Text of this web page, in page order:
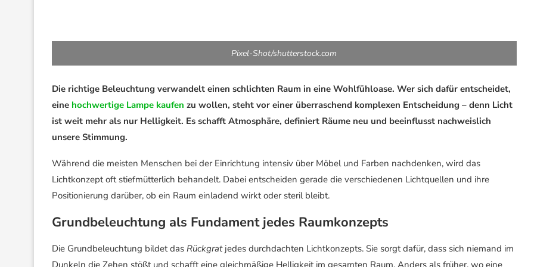
Pixel-Shot/shutterstock.com
Die richtige Beleuchtung verwandelt einen schlichten Raum in eine Wohlfühloase. Wer sich dafür entscheidet,
eine hochwertige Lampe kaufen zu wollen, steht vor einer überraschend komplexen Entscheidung – denn Licht
ist weit mehr als nur Helligkeit. Es schafft Atmosphäre, definiert Räume neu und beeinflusst nachweislich
unsere Stimmung.
Während die meisten Menschen bei der Einrichtung intensiv über Möbel und Farben nachdenken, wird das
Lichtkonzept oft stiefmütterlich behandelt. Dabei entscheiden gerade die verschiedenen Lichtquellen und ihre
Positionierung darüber, ob ein Raum einladend wirkt oder steril bleibt.
Grundbeleuchtung als Fundament jedes Raumkonzepts
Die Grundbeleuchtung bildet das Rückgratjedes durchdachten Lichtkonzepts. Sie sorgt dafür, dass sich niemand im